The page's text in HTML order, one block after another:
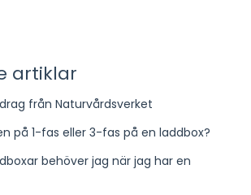
artiklar
från Naturvårdsverket
på 1-fas eller 3-fas på en laddbox?
behöver jag när jag har en